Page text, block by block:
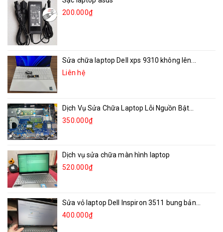
200.000₫
Sửa chữa laptop Dell xps 9310 không lên...
Liên hệ
Dịch Vụ Sửa Chữa Laptop Lỗi Nguồn Bật...
350.000₫
Dịch vụ sửa chữa màn hình laptop
520.000₫
Sửa vỏ laptop Dell Inspiron 3511 bung bản...
400.000₫